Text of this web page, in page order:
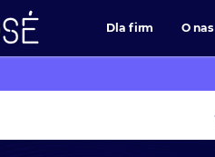
Dla firm O nas